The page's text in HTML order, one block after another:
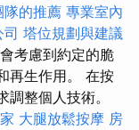
隊的推薦 專業室內
司 塔位規劃與建議
考慮到約定的脆
再生作用。 在按
整個人技術。
大腿放鬆按摩 房